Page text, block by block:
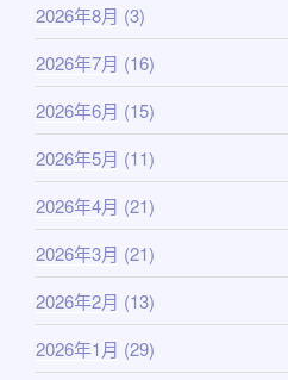
2026年8月 (3)
2026年7月 (16)
2026年6月 (15)
2026年5月 (11)
2026年4月 (21)
2026年3月 (21)
2026年2月 (13)
2026年1月 (29)